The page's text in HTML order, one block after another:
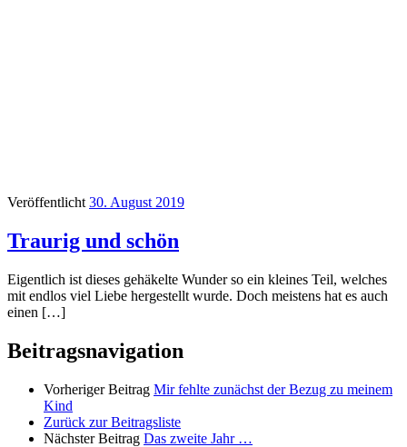
Veröffentlicht 30. August 2019
Traurig und schön
Eigentlich ist dieses gehäkelte Wunder so ein kleines Teil, welches
mit endlos viel Liebe hergestellt wurde. Doch meistens hat es auch
einen […]
Beitragsnavigation
Vorheriger Beitrag Mir fehlte zunächst der Bezug zu meinem
Kind
Zurück zur Beitragsliste
Nächster Beitrag Das zweite Jahr …